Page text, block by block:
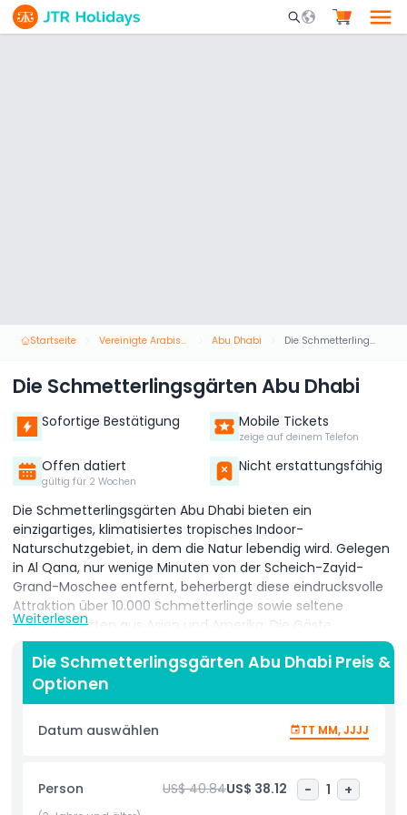
Mobile Search
Startseite Vereinigte Arabische Emirate Abu Dhabi Die Schmetterlingsgärten Abu Dhabi
Die Schmetterlingsgärten Abu Dhabi
Sofortige Bestätigung Mobile Tickets
zeige auf deinem Telefon
Offen datiert
gültig für 2 Wochen
Nicht erstattungsfähig
Die Schmetterlingsgärten Abu Dhabi bieten ein
einzigartiges, klimatisiertes tropisches Indoor-
Naturschutzgebiet, in dem die Natur lebendig wird. Gelegen
in Al Qana, nur wenige Minuten von der Scheich-Zayid-
Grand-Moschee entfernt, beherbergt diese eindrucksvolle
Attraktion über 10.000 Schmetterlinge sowie seltene
Regenwaldarten aus Asien und Amerika. Die Gäste
spazieren durch wunderschön gestaltete Biodome voller
üppigem Grün, fließenden Wasseranlagen, Koi-Teichen und
sanft beleuchteten Wegen, die eine ruhige, friedliche
Atmosphäre abseits des schnellen Stadtlebens schaffen.
Beim tieferen Erkunden der Gärten treffen Sie einzigartige
Tiere wie das Zweifinger-Faultier, den Palawan-Bärenkatze,
Zwergkaiman nach Cuvier und farbenfrohe tropische Vögel,
die alle frei in einer naturnah gestalteten Umgebung
Weiterlesen
Die Schmetterlingsgärten Abu Dhabi Preis &
Optionen
Datum auswählen TT MM, JJJJ
Person US$ 40.84US$ 38.12 - 1 +